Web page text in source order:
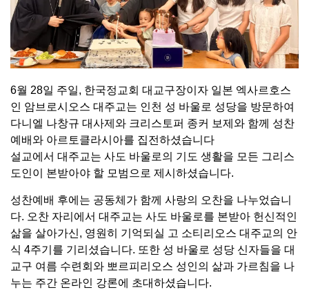
6월 28일 주일, 한국정교회 대교구장이자 일본 엑사르호스
인 암브로시오스 대주교는 인천 성 바울로 성당을 방문하여
다니엘 나창규 대사제와 크리스토퍼 종커 보제와 함께 성찬
예배와 아르토클라시아를 집전하셨습니다
설교에서 대주교는 사도 바울로의 기도 생활을 모든 그리스
도인이 본받아야 할 모범으로 제시하셨습니다.
성찬예배 후에는 공동체가 함께 사랑의 오찬을 나누었습니
다. 오찬 자리에서 대주교는 사도 바울로를 본받아 헌신적인
삶을 살아가신, 영원히 기억되실 고 소티리오스 대주교의 안
식 4주기를 기리셨습니다. 또한 성 바울로 성당 신자들을 대
교구 여름 수련회와 뽀르피리오스 성인의 삶과 가르침을 나
누는 주간 온라인 강론에 초대하셨습니다.